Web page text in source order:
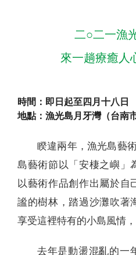
二○二一漁
來一趟療癒人
時間：即日起至四月十八日
地點：漁光島月牙灣（台南
睽違兩年，漁光島藝
島藝術節以「安棲之嶼」
以藝術作品創作出屬於自
謐的樹林，踏過沙灘吹著
享受這裡特有的小島風情
去年是動盪混亂的一